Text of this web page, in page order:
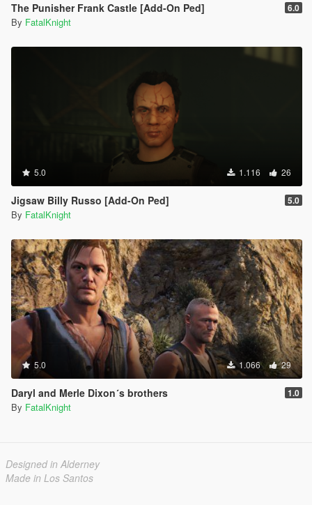
The Punisher Frank Castle [Add-On Ped] 6.0
By FatalKnight
5.0 1.116 26
Jigsaw Billy Russo [Add-On Ped] 5.0
By FatalKnight
5.0 1.066 29
Daryl and Merle Dixon´s brothers 1.0
By FatalKnight
Designed in Alderney
Made in Los Santos